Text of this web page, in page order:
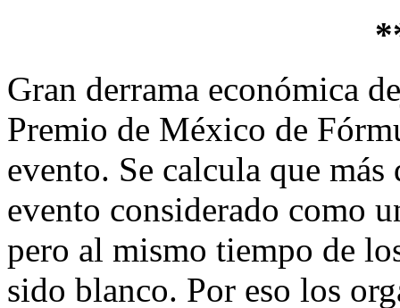
Gran derrama económica
Premio de México de
evento. Se calcula que
evento considerado como
pero al mismo tiempo de
sido blanco. Por eso los